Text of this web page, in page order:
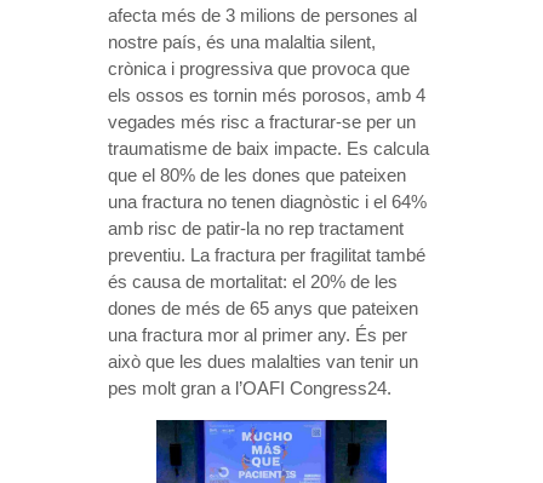
afecta més de 3 milions de persones al
nostre país, és una malaltia silent,
crònica i progressiva que provoca que
els ossos es tornin més porosos, amb 4
vegades més risc a fracturar-se per un
traumatisme de baix impacte. Es calcula
que el 80% de les dones que pateixen
una fractura no tenen diagnòstic i el 64%
amb risc de patir-la no rep tractament
preventiu. La fractura per fragilitat també
és causa de mortalitat: el 20% de les
dones de més de 65 anys que pateixen
una fractura mor al primer any. És per
això que les dues malalties van tenir un
pes molt gran a l’OAFI Congress24.